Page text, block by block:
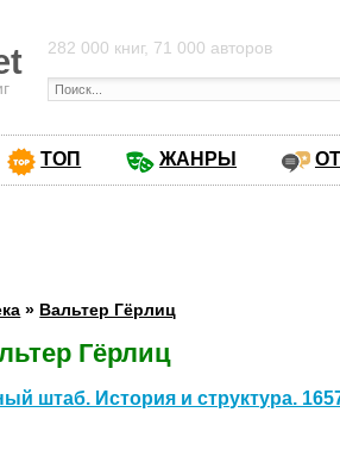
282 000 книг, 71 000 авторов
ТОП ЖАНРЫ
» Вальтер Гёрлиц
Гёрлиц
штаб. История и структура.